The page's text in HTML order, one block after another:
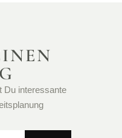
Du interessante